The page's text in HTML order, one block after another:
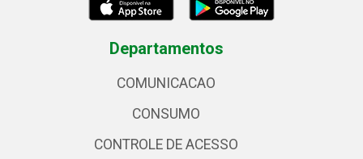
Departamentos
COMUNICACAO
CONSUMO
CONTROLE DE ACESSO